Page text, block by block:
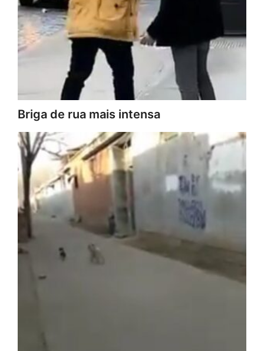
Briga de rua mais intensa